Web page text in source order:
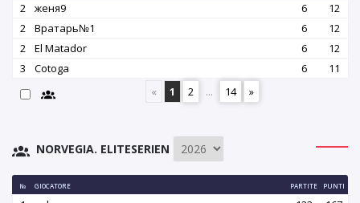
2
женя9 6
12
2
Вратарь№1 6
12
2
El Matador 6
12
3
Cotoga 6
11
«
1 2 ... 14 »
NORVEGIA. ELITESERIEN
№ GIOCATORE PARTITE PUNTI